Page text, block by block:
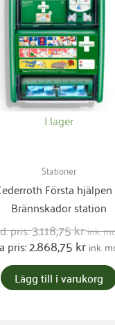
I lager
Stationer
Första
Brännskador station
pris:3.118,75krink.
pris:2.868,75kr ink.
Lägg till i varukorg